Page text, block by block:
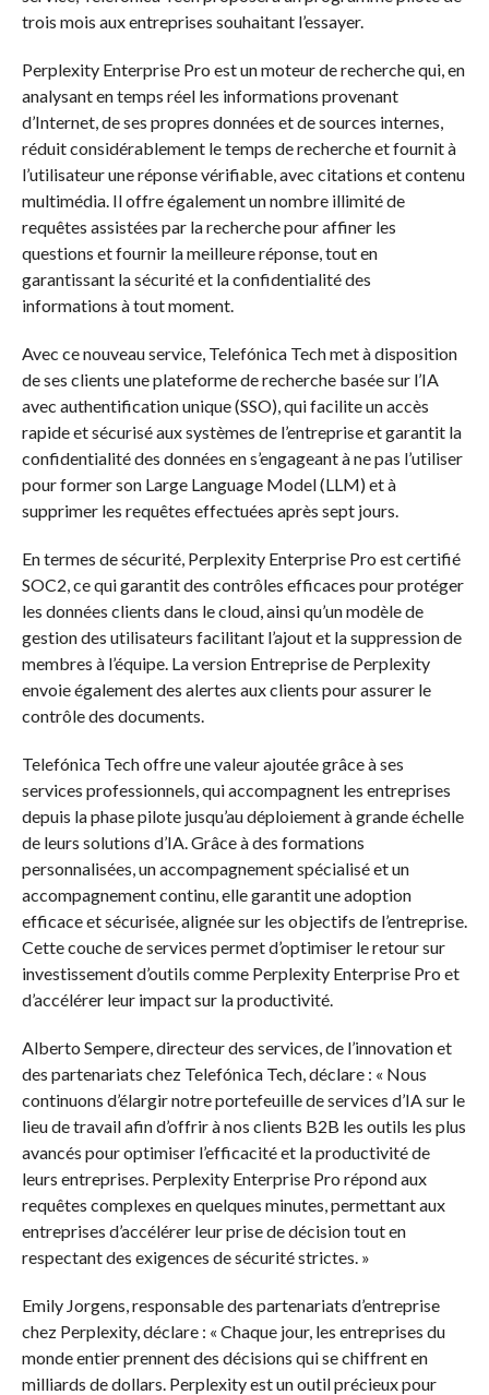
trois mois aux entreprises souhaitant l’essayer.
Perplexity Enterprise Pro est un moteur de recherche qui, en
analysant en temps réel les informations provenant
d’Internet, de ses propres données et de sources internes,
réduit considérablement le temps de recherche et fournit à
l’utilisateur une réponse vérifiable, avec citations et contenu
multimédia. Il offre également un nombre illimité de
requêtes assistées par la recherche pour affiner les
questions et fournir la meilleure réponse, tout en
garantissant la sécurité et la confidentialité des
informations à tout moment.
Avec ce nouveau service, Telefónica Tech met à disposition
de ses clients une plateforme de recherche basée sur l’IA
avec authentification unique (SSO), qui facilite un accès
rapide et sécurisé aux systèmes de l’entreprise et garantit la
confidentialité des données en s’engageant à ne pas l’utiliser
pour former son Large Language Model (LLM) et à
supprimer les requêtes effectuées après sept jours.
En termes de sécurité, Perplexity Enterprise Pro est certifié
SOC2, ce qui garantit des contrôles efficaces pour protéger
les données clients dans le cloud, ainsi qu’un modèle de
gestion des utilisateurs facilitant l’ajout et la suppression de
membres à l’équipe. La version Entreprise de Perplexity
envoie également des alertes aux clients pour assurer le
contrôle des documents.
Telefónica Tech offre une valeur ajoutée grâce à ses
services professionnels, qui accompagnent les entreprises
depuis la phase pilote jusqu’au déploiement à grande échelle
de leurs solutions d’IA. Grâce à des formations
personnalisées, un accompagnement spécialisé et un
accompagnement continu, elle garantit une adoption
efficace et sécurisée, alignée sur les objectifs de l’entreprise.
Cette couche de services permet d’optimiser le retour sur
investissement d’outils comme Perplexity Enterprise Pro et
d’accélérer leur impact sur la productivité.
Alberto Sempere, directeur des services, de l’innovation et
des partenariats chez Telefónica Tech, déclare : « Nous
continuons d’élargir notre portefeuille de services d’IA sur le
lieu de travail afin d’offrir à nos clients B2B les outils les plus
avancés pour optimiser l’efficacité et la productivité de
leurs entreprises. Perplexity Enterprise Pro répond aux
requêtes complexes en quelques minutes, permettant aux
entreprises d’accélérer leur prise de décision tout en
respectant des exigences de sécurité strictes. »
Emily Jorgens, responsable des partenariats d’entreprise
chez Perplexity, déclare : « Chaque jour, les entreprises du
monde entier prennent des décisions qui se chiffrent en
milliards de dollars. Perplexity est un outil précieux pour